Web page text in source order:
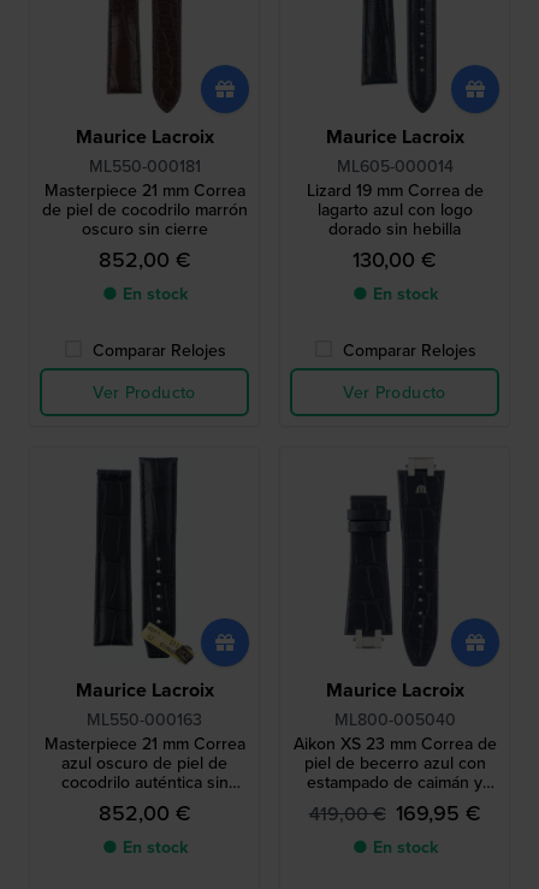
Maurice Lacroix
ML550-000181
Masterpiece 21 mm Correa
de piel de cocodrilo marrón
oscuro sin cierre
852,00 €
● En stock
Comparar Relojes
Ver Producto
Maurice Lacroix
ML605-000014
Lizard 19 mm Correa de
lagarto azul con logo
dorado sin hebilla
130,00 €
● En stock
Comparar Relojes
Ver Producto
Maurice Lacroix
ML550-000163
Masterpiece 21 mm Correa
azul oscuro de piel de
cocodrilo auténtica sin
cierre
852,00 €
● En stock
Maurice Lacroix
ML800-005040
Aikon XS 23 mm Correa de
piel de becerro azul con
estampado de caimán y
logo plateado sin hebilla
419,00 € 169,95 €
● En stock